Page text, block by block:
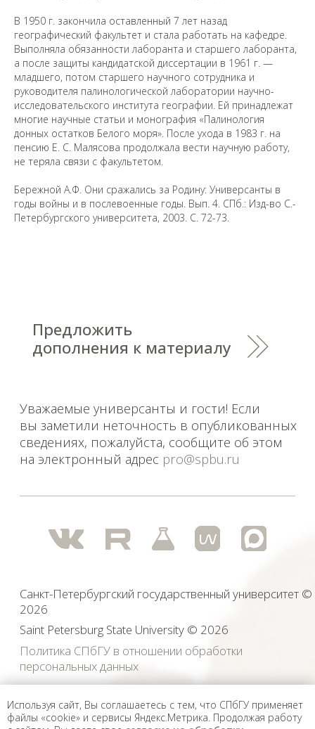
В 1950 г. закончила оставленный 7 лет назад
географический факультет и стала работать на кафедре.
Выполняла обязанности лаборанта и старшего лаборанта,
а после защиты кандидатской диссертации в 1961 г. —
младшего, потом старшего научного сотрудника и
руководителя палинологической лаборатории научно-
исследовательского института географии. Ей принадлежат
многие научные статьи и монография «Палинология
донных остатков Белого моря». После ухода в 1983 г. на
пенсию Е. С. Малясова продолжала вести научную работу,
не теряла связи с факультетом.
Бережной А.Ф. Они сражались за Родину: Универсанты в
годы войны и в послевоенные годы. Вып. 4. СПб.: Изд-во С.-
Петербургского университета, 2003. С. 72-73.
Предложить
дополнения к материалу
На данном информационном ресурсе могут быть
опубликованы архивные материалы с упоминанием
персональных данных
Уважаемые универсанты и гости! Если
вы заметили неточность в опубликованных
сведениях, пожалуйста, сообщите об этом
Используя сайт, Вы соглашаетесь с тем, что СПбГУ применяет
файлы «cookie» и сервисы Яндекс.Метрика. Продолжая работу